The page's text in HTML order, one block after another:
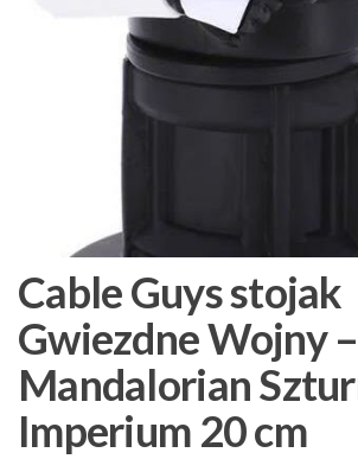
Cable Guys stojak
Gwiezdne Wojny –
Mandalorian
Imperium 20 cm